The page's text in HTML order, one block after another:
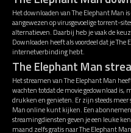
Het downloaden van The Elephant Man
aangewezen op virusgevoelige torrent-
alternatieven. Daarbij heb je vaak de
Downloaden heeft als voordeel dat je
internetverbinding hebt.
The Elephant Man
Het streamen van The Elephant Man
wachten totdat de movie gedownload is,
drukken en genieten. Er zijn steeds
Man online kunt kijken. Een
streamingdiensten geven je een leuke
maand zelfs gratis naar The Elephant